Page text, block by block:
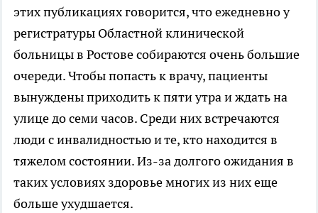
этих публикациях говорится, что ежедневно у
регистратуры Областной клинической
больницы в Ростове собираются очень большие
очереди. Чтобы попасть к врачу, пациенты
вынуждены приходить к пяти утра и ждать на
улице до семи часов. Среди них встречаются
люди с инвалидностью и те, кто находится в
тяжелом состоянии. Из-за долгого ожидания в
таких условиях здоровье многих из них еще
больше ухудшается.